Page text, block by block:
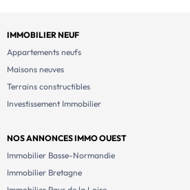
IMMOBILIER NEUF
Appartements neufs
Maisons neuves
Terrains constructibles
Investissement Immobilier
NOS ANNONCES IMMO OUEST
Immobilier Basse-Normandie
Immobilier Bretagne